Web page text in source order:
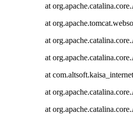
at
at
at
at
at
at
at